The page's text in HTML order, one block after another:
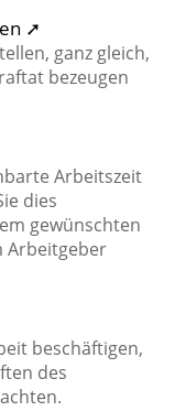
➚
ganz gleich,
bezeugen
Arbeitszeit
dies
gewünschten
Arbeitgeber
beschäftigen,
des